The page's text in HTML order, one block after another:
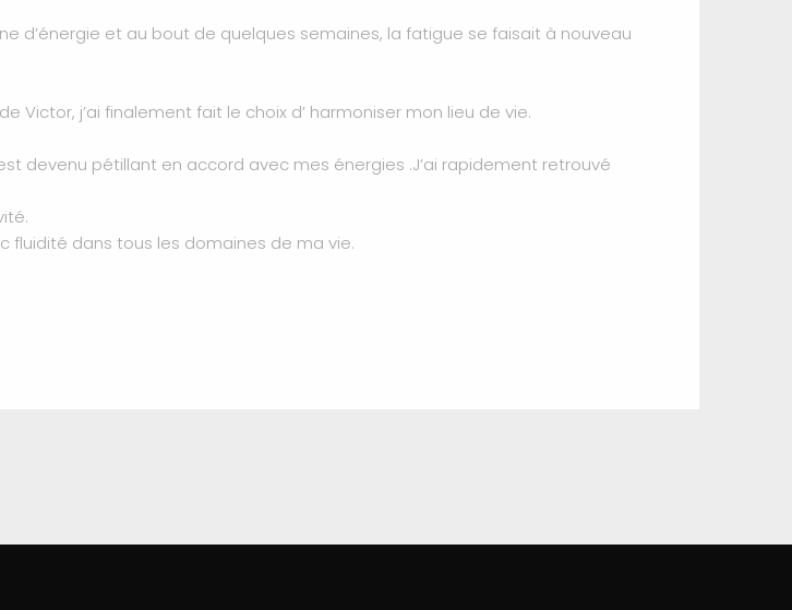
d’énergie et au bout de quelques semaines, la fatigue se faisait à nouveau
Victor, j’ai finalement fait le choix d’ harmoniser mon lieu de vie.
devenu pétillant en accord avec mes énergies .J’ai rapidement retrouvé
fluidité dans tous les domaines de ma vie.